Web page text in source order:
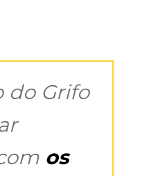
do Grifo
os